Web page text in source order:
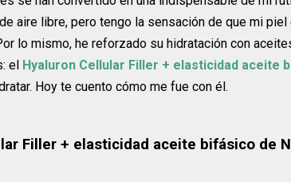
aire libre, pero tengo la sensación de que mi
lo mismo, he reforzado su hidratación con
el Hyaluron Cellular Filler + elasticidad aceite
Hoy te cuento cómo me fue con él.
Filler + elasticidad aceite bifásico de